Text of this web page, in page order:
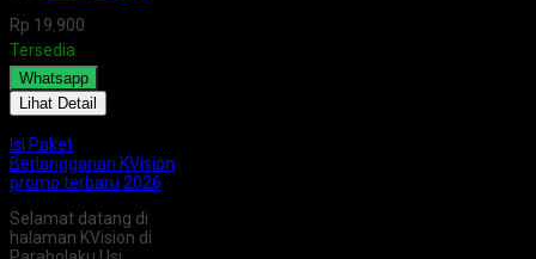
Rp 19.900
Tersedia
Whatsapp
Lihat Detail
Isi Paket
Berlangganan KVision
promo terbaru 2026
Selamat datang di
halaman KVision di